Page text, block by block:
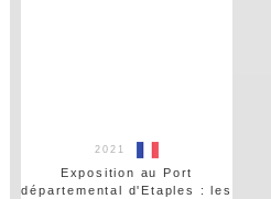
2021
Exposition au Port
départemental d'Etaples : les